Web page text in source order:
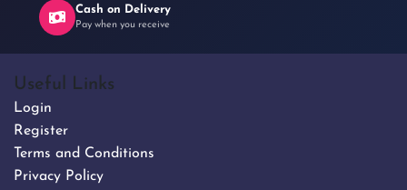
Cash on Delivery
Pay when you receive
Useful Links
Login
Register
Terms and Conditions
Privacy Policy